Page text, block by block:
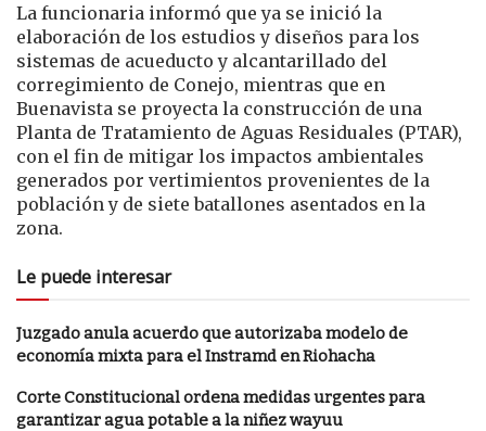
La funcionaria informó que ya se inició la
elaboración de los estudios y diseños para los
sistemas de acueducto y alcantarillado del
corregimiento de Conejo, mientras que en
Buenavista se proyecta la construcción de una
Planta de Tratamiento de Aguas Residuales (PTAR),
con el fin de mitigar los impactos ambientales
generados por vertimientos provenientes de la
población y de siete batallones asentados en la
zona.
Le puede interesar
Juzgado anula acuerdo que autorizaba modelo de
economía mixta para el Instramd en Riohacha
Corte Constitucional ordena medidas urgentes para
garantizar agua potable a la niñez wayuu